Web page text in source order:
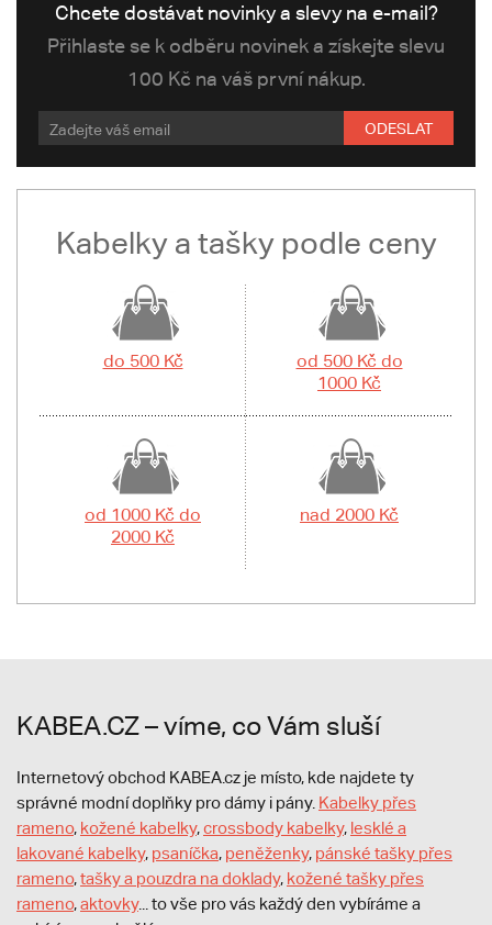
Chcete dostávat novinky a slevy na e-mail?
Přihlaste se k odběru novinek a získejte slevu
100 Kč na váš první nákup.
ODESLAT
Kabelky a tašky podle ceny
do 500 Kč
od 500 Kč do
1000 Kč
od 1000 Kč do
2000 Kč
nad 2000 Kč
KABEA.CZ – víme, co Vám sluší
Internetový obchod KABEA.cz je místo, kde najdete ty
správné modní doplňky pro dámy i pány. Kabelky přes
rameno, kožené kabelky,crossbody kabelky, lesklé a
lakované kabelky, psaníčka, peněženky, pánské tašky přes
rameno,tašky a pouzdra na doklady, kožené tašky přes
rameno,aktovky... to vše pro vás každý den vybíráme a